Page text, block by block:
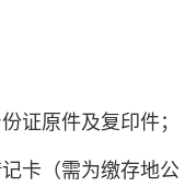
证原件及复印件；
卡（需为缴存地公